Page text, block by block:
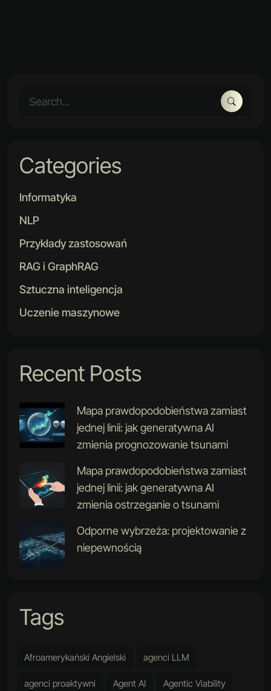
Categories
Informatyka
NLP
Przykłady zastosowań
RAG i GraphRAG
Sztuczna inteligencja
Uczenie maszynowe
Recent Posts
Mapa prawdopodobieństwa zamiast
jednej linii: jak generatywna AI
zmienia prognozowanie tsunami
Mapa prawdopodobieństwa zamiast
jednej linii: jak generatywna AI
zmienia ostrzeganie o tsunami
Odporne wybrzeża: projektowanie z
niepewnością
Tags
Afroamerykański Angielski agenci LLM
agenci proaktywni Agent AI Agentic Viability